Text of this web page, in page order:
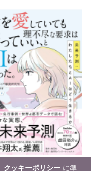
クッキーポリシー に準